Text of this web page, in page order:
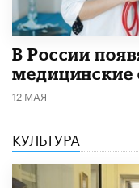
В России
медицинские
12 МАЯ
КУЛЬТУРА